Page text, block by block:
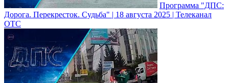
Программа "ДПС:
Дорога. Перекресток. Судьба" | 18 августа 2025 | Телеканал
ОТС